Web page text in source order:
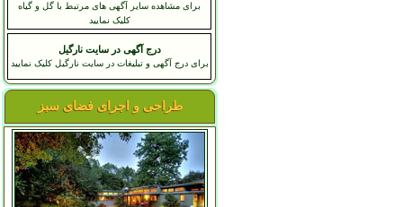
برای مشاهده سایر آگهی های مرتبط با گل و گیاه
کلیک نمایید
درج آگهی در سایت نارگیل
برای درج آگهی و تبلیغات در سایت نارگیل کلیک نمایید
طراحی و اجرای فضای سبز